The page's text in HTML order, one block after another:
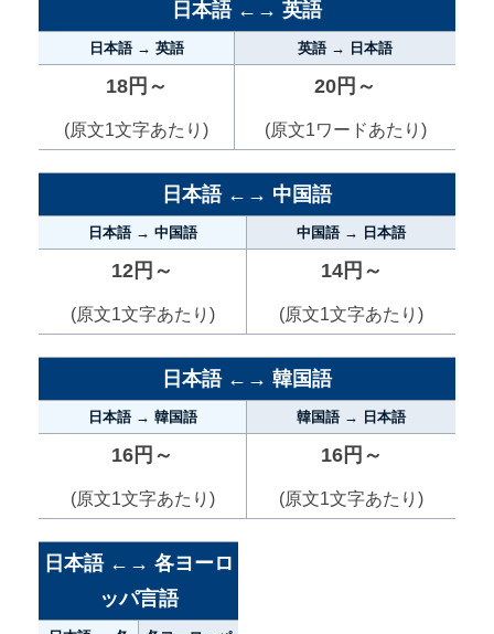
日本語 ←→ 英語
日本語 → 英語 英語 → 日本語
18円～
(原文1文字あたり)
20円～
(原文1ワードあたり)
日本語 ←→ 中国語
日本語 → 中国語 中国語 → 日本語
12円～
(原文1文字あたり)
14円～
(原文1文字あたり)
日本語 ←→ 韓国語
日本語 → 韓国語 韓国語 → 日本語
16円～
(原文1文字あたり)
16円～
(原文1文字あたり)
日本語 ←→ 各ヨーロ
ッパ言語